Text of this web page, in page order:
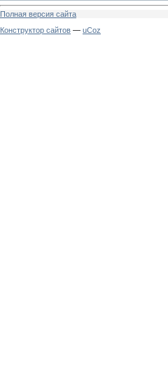
Полная версия сайта
Конструктор сайтов — uCoz